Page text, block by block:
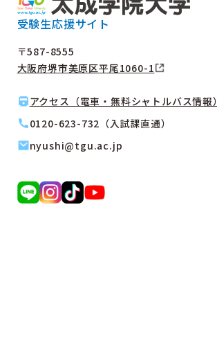
受験生応援サイト
〒587-8555
大阪府堺市美原区平尾1060-1
アクセス（電車・無料シャトルバス情報）
0120-623-732（入試課直通）
nyushi@tgu.ac.jp